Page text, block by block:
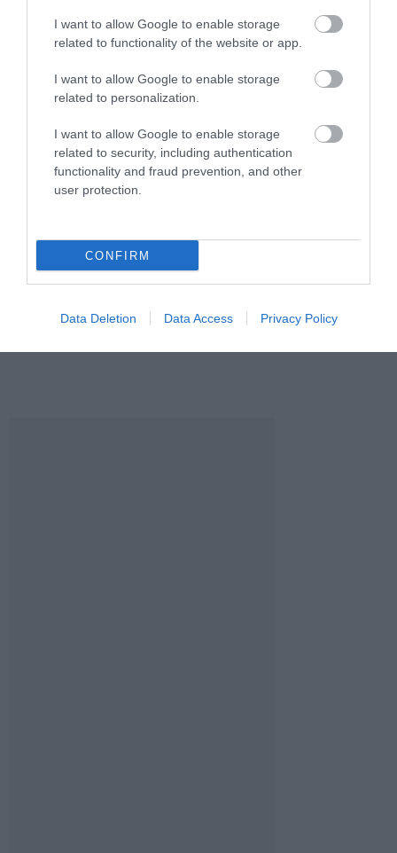
I want to allow Google to enable storage
related to functionality of the website or app.
I want to allow Google to enable storage
related to personalization.
I want to allow Google to enable storage
related to security, including authentication
functionality and fraud prevention, and other
user protection.
CONFIRM
Data Deletion Data Access Privacy Policy
2026. JÚLIUS 30.
A VIDEÓHÍVÁS NEM ÖLELÉS,
DE NÉHA ÉLETMENTŐ LEHET:
2026. JÚLIUS 28.
A KÖNYVTÁR, A TEMPLOM
IDŐSEKNEK